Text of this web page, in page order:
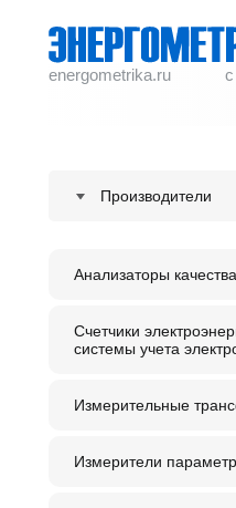
energometrika.ru
Производители
S plus S Regeltechnik
Анализаторы
Счетчики
системы учета
Измерительные
Измерители